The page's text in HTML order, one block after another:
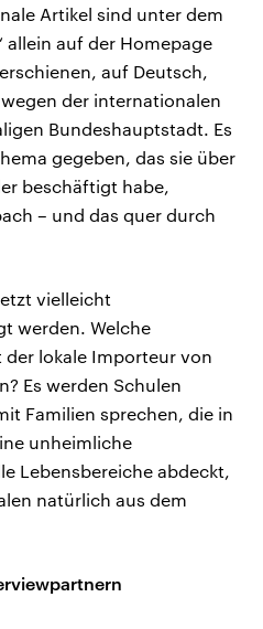
Artikel sind unter dem
allein auf der Homepage
auf Deutsch,
der internationalen
Bundeshauptstadt. Es
gegeben, das sie über
beschäftigt habe,
– und das quer durch
vielleicht
werden. Welche
lokale Importeur von
Es werden Schulen
Familien sprechen, die in
unheimliche
Lebensbereiche abdeckt,
natürlich aus dem